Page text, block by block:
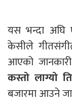
यस भन्दा अघि
केसीले
आएको
कस्तो लाग्यो
बजारमा आउने